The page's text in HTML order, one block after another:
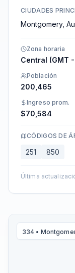
CIUDADES
Montgomery,
Zona horaria
Central (GMT
Población
200,465
Ingreso prom.
$70,584
CÓDIGOS DE
251 850
Última
334 •